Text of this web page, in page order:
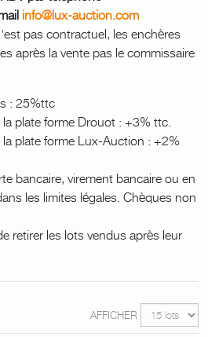
info@lux-auction.com
pas contractuel, les enchères
après la vente pas le commissaire
: 25%ttc
plate forme Drouot : +3% ttc.
plate forme Lux-Auction : +2%
bancaire, virement bancaire ou en
les limites légales. Chèques non
retirer les lots vendus après leur
AFFICHER